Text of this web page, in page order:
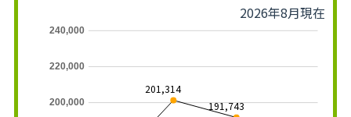
2026年8月現在
200,000
220,000
240,000
201,314
191,743